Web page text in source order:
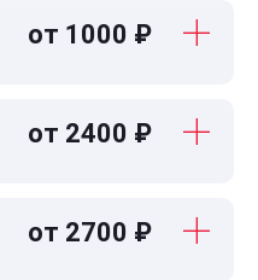
от 1000 ₽
от 2400 ₽
от 2700 ₽